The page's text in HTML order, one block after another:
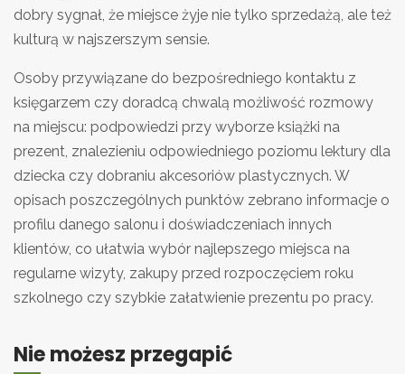
dobry sygnał, że miejsce żyje nie tylko sprzedażą, ale też
kulturą w najszerszym sensie.
Osoby przywiązane do bezpośredniego kontaktu z
księgarzem czy doradcą chwalą możliwość rozmowy
na miejscu: podpowiedzi przy wyborze książki na
prezent, znalezieniu odpowiedniego poziomu lektury dla
dziecka czy dobraniu akcesoriów plastycznych. W
opisach poszczególnych punktów zebrano informacje o
profilu danego salonu i doświadczeniach innych
klientów, co ułatwia wybór najlepszego miejsca na
regularne wizyty, zakupy przed rozpoczęciem roku
szkolnego czy szybkie załatwienie prezentu po pracy.
Nie możesz przegapić